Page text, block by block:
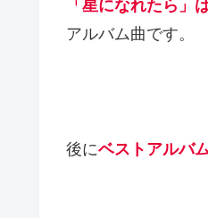
「星になれたら」
アルバム曲です。
後にベストアルバ